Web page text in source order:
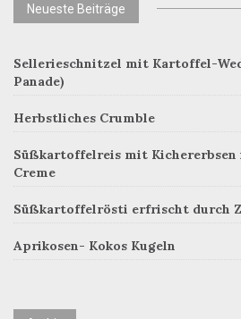
Neueste Beiträge
Sellerieschnitzel mit Kartoffel-
Panade)
Herbstliches Crumble
Süßkartoffelreis mit
Creme
Süßkartoffelrösti erfrischt durch
Aprikosen- Kokos Kugeln